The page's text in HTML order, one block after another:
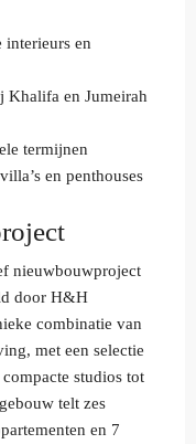
en
en Jumeirah
termijnen
en penthouses
nieuwbouwproject
door H&H
combinatie van
met een selectie
studios tot
telt zes
en 7